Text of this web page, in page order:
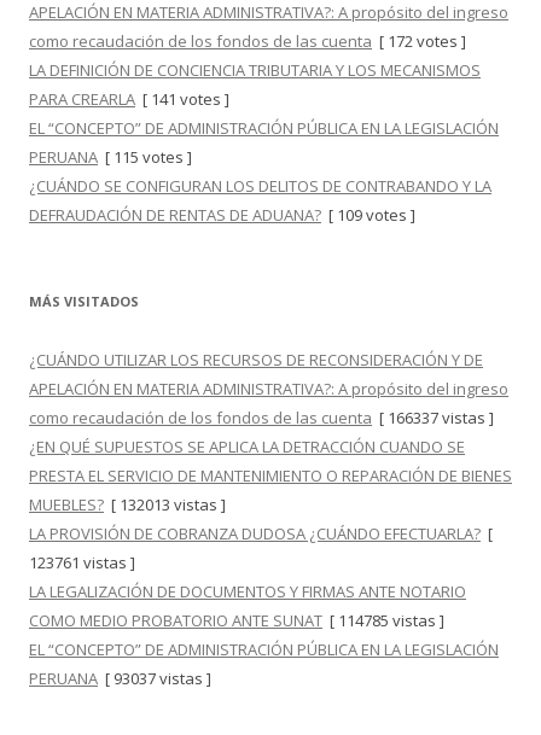
APELACIÓN EN MATERIA ADMINISTRATIVA?: A propósito del ingreso
como recaudación de los fondos de las cuenta [ 172 votes ]
LA DEFINICIÓN DE CONCIENCIA TRIBUTARIA Y LOS MECANISMOS
PARA CREARLA [ 141 votes ]
EL “CONCEPTO” DE ADMINISTRACIÓN PÚBLICA EN LA LEGISLACIÓN
PERUANA [ 115 votes ]
¿CUÁNDO SE CONFIGURAN LOS DELITOS DE CONTRABANDO Y LA
DEFRAUDACIÓN DE RENTAS DE ADUANA? [ 109 votes ]
MÁS VISITADOS
¿CUÁNDO UTILIZAR LOS RECURSOS DE RECONSIDERACIÓN Y DE
APELACIÓN EN MATERIA ADMINISTRATIVA?: A propósito del ingreso
como recaudación de los fondos de las cuenta [ 166337 vistas ]
¿EN QUÉ SUPUESTOS SE APLICA LA DETRACCIÓN CUANDO SE
PRESTA EL SERVICIO DE MANTENIMIENTO O REPARACIÓN DE BIENES
MUEBLES? [ 132013 vistas ]
LA PROVISIÓN DE COBRANZA DUDOSA ¿CUÁNDO EFECTUARLA? [
123761 vistas ]
LA LEGALIZACIÓN DE DOCUMENTOS Y FIRMAS ANTE NOTARIO
COMO MEDIO PROBATORIO ANTE SUNAT [ 114785 vistas ]
EL “CONCEPTO” DE ADMINISTRACIÓN PÚBLICA EN LA LEGISLACIÓN
PERUANA [ 93037 vistas ]